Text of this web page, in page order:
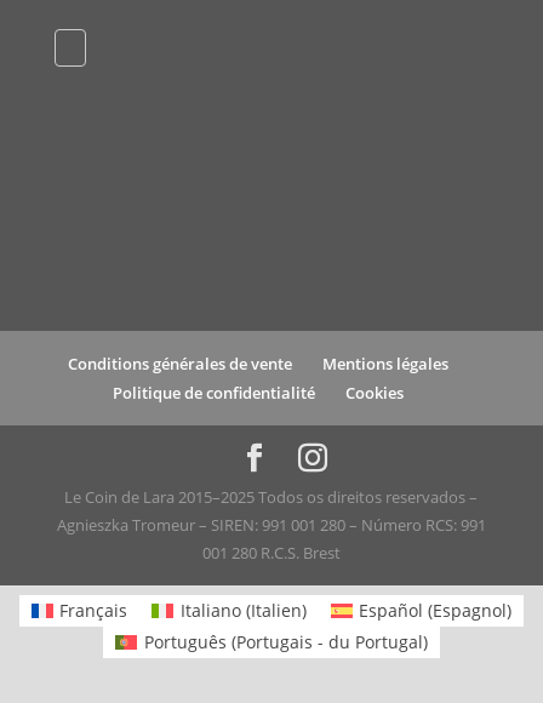
Conditions générales de vente
Mentions légales
Politique de confidentialité
Cookies
Le Coin de Lara 2015–2025 Todos os direitos reservados –
Agnieszka Tromeur – SIREN: 991 001 280 – Número RCS: 991
001 280 R.C.S. Brest
Français Italiano(Italien) Español (Espagnol)
Português (Portugais - du Portugal)